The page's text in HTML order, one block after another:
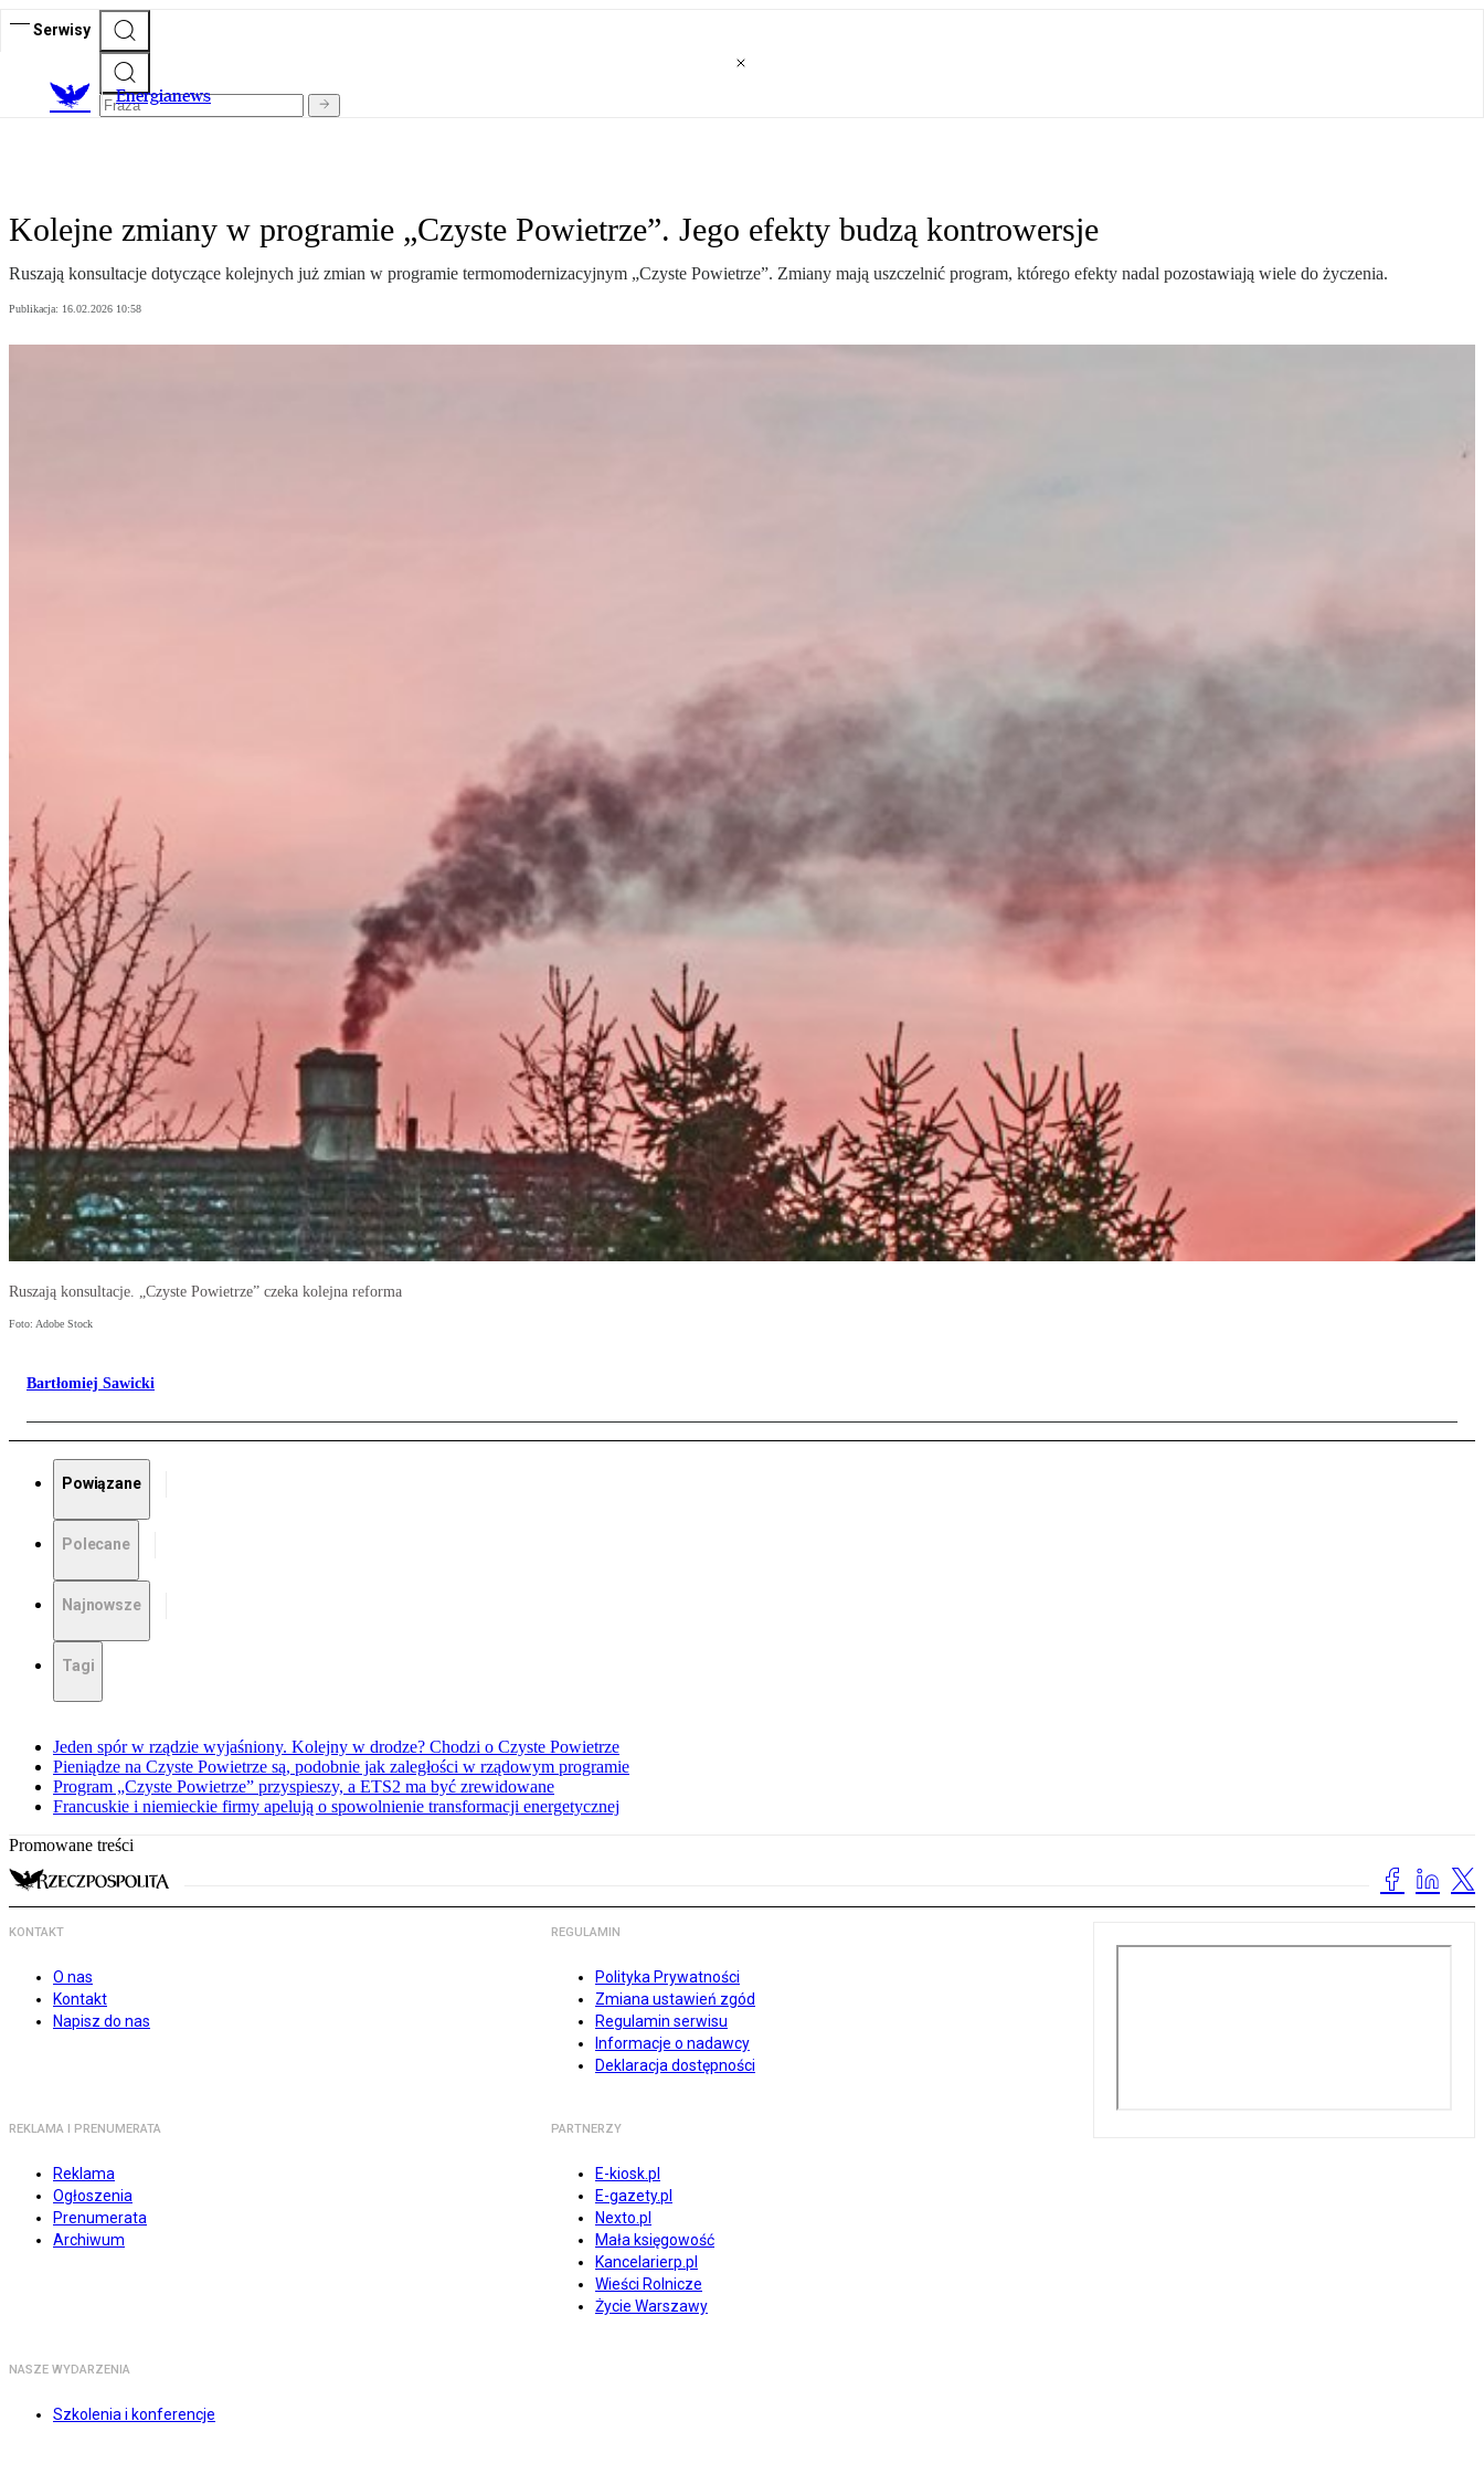
Serwisy
Energianews
Kolejne zmiany w programie „Czyste Powietrze”. Jego efekty budzą kontrowersje
Ruszają konsultacje dotyczące kolejnych już zmian w programie termomodernizacyjnym „Czyste Powietrze”. Zmiany mają uszczelnić program, którego efekty nadal pozostawiają wiele do życzenia.
Publikacja: 16.02.2026 10:58
Ruszają konsultacje. „Czyste Powietrze” czeka kolejna reforma
Foto: Adobe Stock
Bartłomiej Sawicki
Powiązane
Polecane
Najnowsze
Tagi
Jeden spór w rządzie wyjaśniony. Kolejny w drodze? Chodzi o Czyste Powietrze
Pieniądze na Czyste Powietrze są, podobnie jak zaległości w rządowym programie
Program „Czyste Powietrze” przyspieszy, a ETS2 ma być zrewidowane
Francuskie i niemieckie firmy apelują o spowolnienie transformacji energetycznej
Promowane treści
KONTAKT
O nas
Kontakt
Napisz do nas
REGULAMIN
Polityka Prywatności
Zmiana ustawień zgód
Regulamin serwisu
Informacje o nadawcy
Deklaracja dostępności
REKLAMA I PRENUMERATA
Reklama
Ogłoszenia
Prenumerata
Archiwum
PARTNERZY
E-kiosk.pl
E-gazety.pl
Nexto.pl
Mała księgowość
Kancelarierp.pl
Wieści Rolnicze
Życie Warszawy
NASZE WYDARZENIA
Szkolenia i konferencje